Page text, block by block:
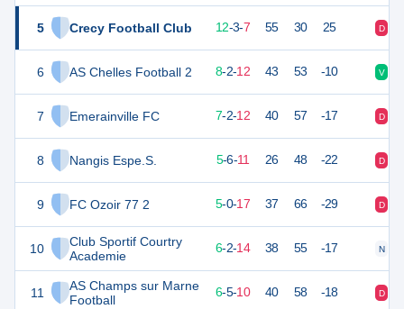
5 Crecy Football Club
6 AS Chelles Football 2
7 Emerainville FC
8 Nangis Espe.S.
9 FC Ozoir 77 2
10
Club Sportif Courtry
Academie
11
AS Champs sur Marne
Football
39 22 12-3-7 55 30 25 D
25 22 8-2-12 43 53 -10 V
22 7-2-12 40 57 -17 D
5-6-11 26 48 -22 D
5-0-17 37 66 -29 D
14 6-2-14 38 55 -17 N
13 22 6-5-10 40 58 -18 D